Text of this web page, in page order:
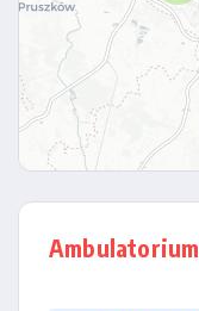
Ambulatorium